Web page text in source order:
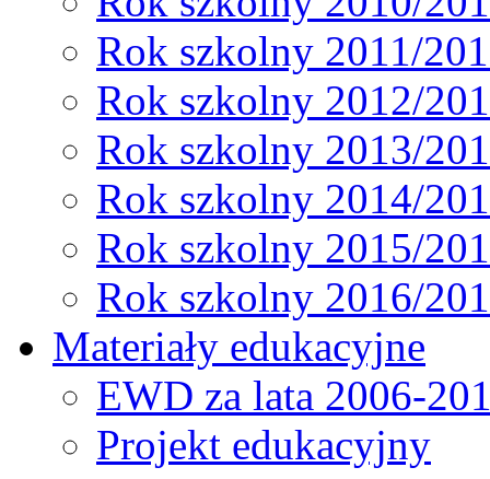
Rok szkolny 2011/
Rok szkolny 2012/
Rok szkolny 2013/
Rok szkolny 2014/
Rok szkolny 2015/
Rok szkolny 2016/
Materiały edukacyjne
EWD za lata 2006-
Projekt edukacyjny